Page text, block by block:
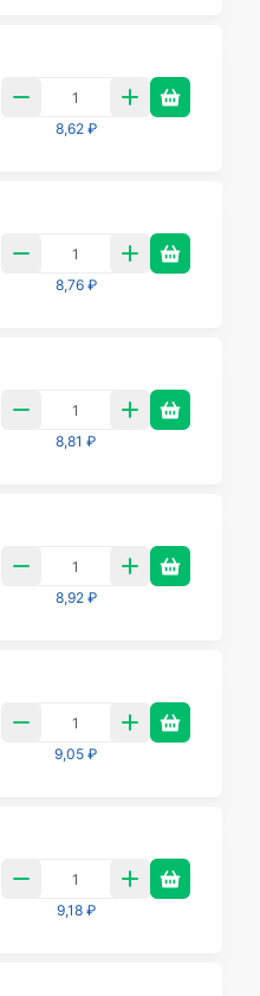
8,62 ₽
8,76 ₽
8,81 ₽
8,92 ₽
9,05 ₽
9,18 ₽